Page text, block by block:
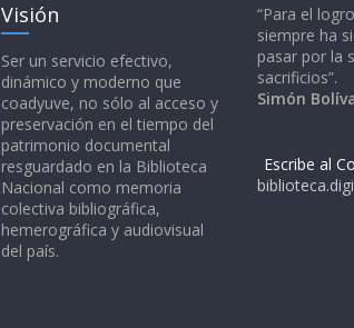
Visión
Ser un servicio efectivo,
dinámico y moderno que
coadyuve, no sólo al acceso y
preservación en el tiempo del
patrimonio documental
resguardado en la Biblioteca
Nacional como memoria
colectiva bibliográfica,
hemerográfica y audiovisual
del país.
“Para el
siempre ha
pasar por la
sacrificios”.
Simón
Escribe al